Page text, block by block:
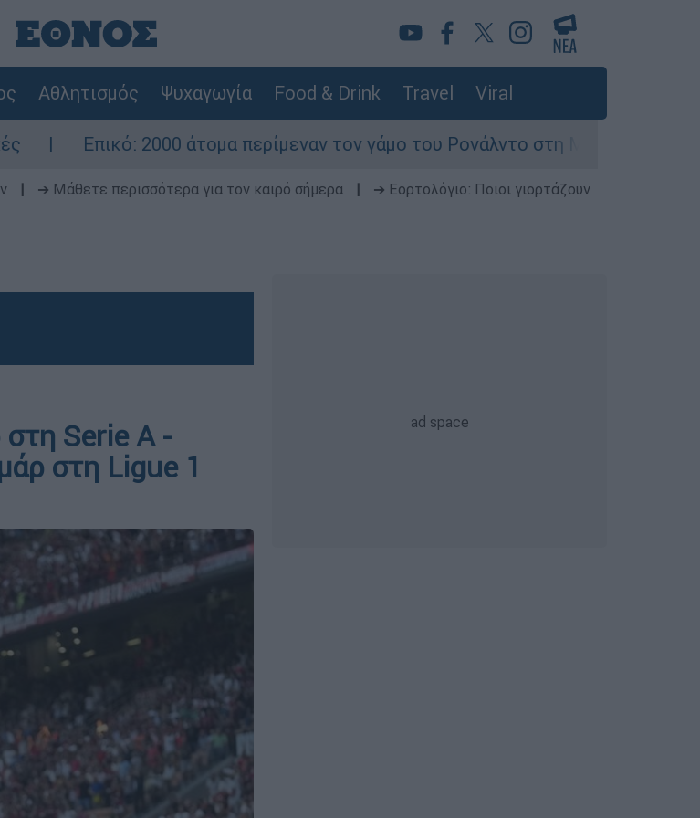
Αθλητισμός Ψυχαγωγία Food & Drink Travel Viral
2000 άτομα περίμεναν τον γάμο του Ρονάλντο στη Μαδέρα αλλά τελικά
➔ Μάθετε περισσότερα για τον καιρό σήμερα
➔ Εορτολόγιο: Ποιοι γιορτάζουν
στη Serie A -
στη Ligue 1